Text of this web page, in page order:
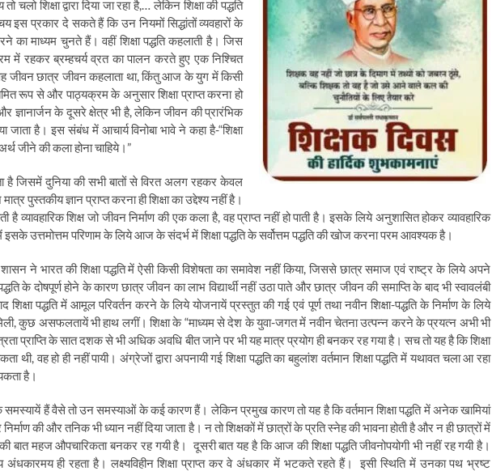
शिक्षा द्वारा दिया जा रहा है,…लेकिन शिक्षा की पद्धति
इस प्रकार दे सकते हैं कि उन नियमों सिद्धांतों व्यवहारों के
का माध्यम चुनते हैं। वहीं शिक्षा पद्धति कहलाती है। जिस
में रहकर ब्रम्हचर्य व्रत का पालन करते हुए एक निश्चित
जीवन छात्र जीवन कहलाता था,किंतु आज के युग में किसी
रूप से और पाठ्यक्रम के अनुसार शिक्षा प्राप्त करना हो
ज्ञानार्जन के दूसरे क्षेत्र भी है,लेकिन जीवन की प्रारंभिक
जाता है। इस संबंध में आचार्य विनोबा भावे ने कहा है-“शिक्षा
जीने की कला होना चाहिये।”
है जिसमें दुनिया की सभी बातों से विरत अलग रहकर केवल
पुस्तकीय ज्ञान प्राप्त करना ही शिक्षा का उद्देश्य नहीं है।
है व्यावहारिक शिक्ष जो जीवन निर्माण की एक कला है,वह प्राप्त नहीं हो पाती है। इसके लिये अनुशासित होकर व्यावहारिक
उत्तमोत्तम परिणाम के लिये आज के संदर्भ में शिक्षा पद्धति के सर्वोत्तम पद्धति की खोज करना परम आवश्यक है।
ने भारत की शिक्षा पद्धति में ऐसी किसी विशेषता का समावेश नहीं किया,जिससे छात्र समाज एवं राष्ट्र के लिये अपने
के दोषपूर्ण होने के कारण छात्र जीवन का लाभ विद्यार्थी नहीं उठा पाते और छात्र जीवन की समाप्ति के बाद भी स्वावलंबी
शिक्षा पद्धति में आमूल परिवर्तन करने के लिये योजनायें प्रस्तुत की गई एवं पूर्ण तथा नवीन शिक्षा-पद्धति के निर्माण के लिये
,कुछ असफलतायें भी हाथ लगीं। शिक्षा के “माध्यम से देश के युवा-जगत में नवीन चेतना उत्पन्न करने के प्रयत्न अभी भी
प्राप्ति के सात दशक से भी अधिक अवधि बीत जाने पर भी यह मात्र प्रयोग ही बनकर रह गया है। सच तो यह है कि शिक्षा
थी,वह हो ही नहीं पायी। अंग्रेजों द्वारा अपनायी गई शिक्षा पद्धति का बहुलांश वर्तमान शिक्षा पद्धति में यथावत चला आ रहा
है।
हैं वैसे तो उन समस्याओं के कईकारण हैं। लेकिन प्रमुख कारण तो यह है कि वर्तमान शिक्षा पद्धति में अनेक खामियां
की और तनिक भी ध्यान नहीं दिया जाता है। न तो शिक्षकों में छात्रों के प्रति स्नेह की भावना होती है और न ही छात्रों में
बात महज औपचारिकता बनकर रह गयी है। दूसरी बात यह है कि आज की शिक्षा पद्धति जीवनोपयोगी भी नहीं रह गयी है।
अंधकारमय ही रहता है। लक्ष्यविहीन शिक्षा प्राप्त कर वे अंधकार में भटकते रहते हैं।
इसी स्थिति में उनका पथ भ्रष्ट